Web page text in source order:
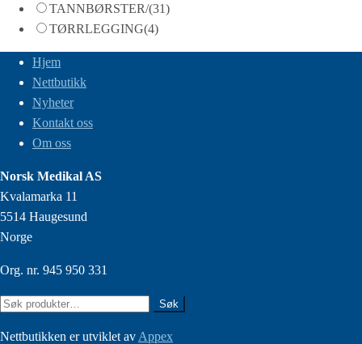
TANNBØRSTER/(31)
TØRRLEGGING(4)
Hjem
Nettbutikk
Nyheter
Kontakt oss
Om oss
Norsk Medikal AS
Kvalamarka 11
5514 Haugesund
Norge
Org. nr. 945 950 331
Søk
Søk
Nettbutikken er utviklet av Appex